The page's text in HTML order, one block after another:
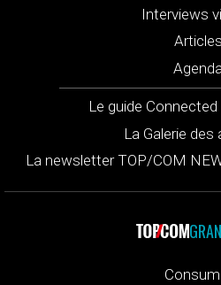
Interviews
Articles
Agenda
Le guide
La Galerie des
La newsletter TOP/COM